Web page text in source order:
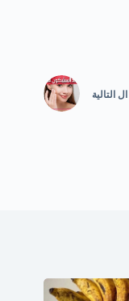
ال التالية